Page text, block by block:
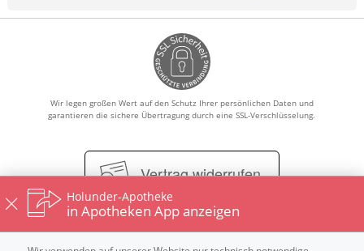
Wir legen großen Wert auf den Schutz Ihrer persönlichen Daten und
garantieren die sichere Übertragung durch eine SSL-Verschlüsselung.
Vertrag widerrufen
Holunder-Apotheke
in Apotheken App anzeigen